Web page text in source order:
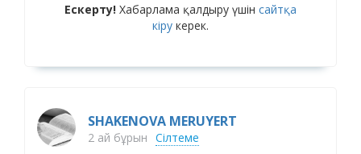
Ескерту! Хабарлама қалдыру үшін сайтқа
кіру керек.
SHAKENOVA MERUYERT
2 ай бұрын Сілтеме